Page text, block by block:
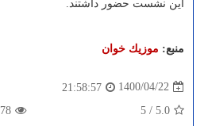
این نشست حضور داشتند.
منبع: موزیك خوان
1400/04/22
21:58:57
5.0
/
5